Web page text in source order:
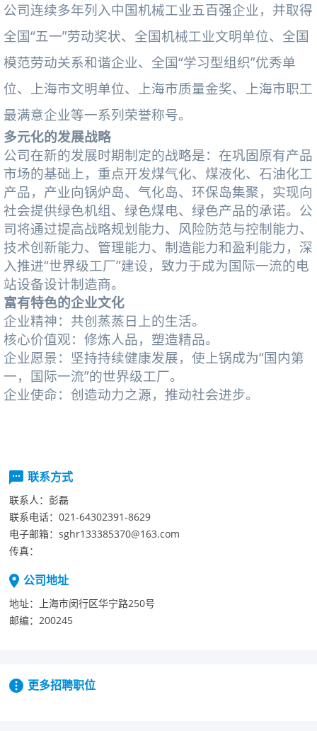
公司连续多年列入中国机械工业五百强企业，并取得
全国“五一”劳动奖状、全国机械工业文明单位、全国
模范劳动关系和谐企业、全国“学习型组织”优秀单
位、上海市文明单位、上海市质量金奖、上海市职工
最满意企业等一系列荣誉称号。
多元化的发展战略
公司在新的发展时期制定的战略是：在巩固原有产品
市场的基础上，重点开发煤气化、煤液化、石油化工
产品，产业向锅炉岛、气化岛、环保岛集聚，实现向
社会提供绿色机组、绿色煤电、绿色产品的承诺。公
司将通过提高战略规划能力、风险防范与控制能力、
技术创新能力、管理能力、制造能力和盈利能力，深
入推进“世界级工厂”建设，致力于成为国际一流的电
站设备设计制造商。
富有特色的企业文化
企业精神：共创蒸蒸日上的生活。
核心价值观：修炼人品，塑造精品。
企业愿景：坚持持续健康发展，使上锅成为“国内第
一，国际一流”的世界级工厂。
企业使命：创造动力之源，推动社会进步。
联系方式
联系人： 彭磊
联系电话： 021-64302391-8629
电子邮箱： sghr133385370@163.com
传真：
公司地址
地址：
上海市闵行区华宁路250号
邮编： 200245
更多招聘职位